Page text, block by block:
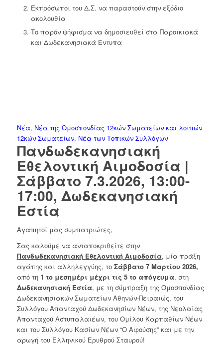
Εκπρόσωποι του Δ.Σ. να παραστούν στην εξόδιο
ακολουθία
Το παρόν ψήφισμα να δημοσιευθεί στα Παροικιακά
και Δωδεκανησιακά Έντυπα
Νέα, Νέα της Ομοσπονδίας 12κών Σωματείων και λοιπών
12κών Σωματείων, Νέα των Τοπικών Συλλόγων
Πανδωδεκανησιακή
Εθελοντική Αιμοδοσία |
Σάββατο 7.3.2026, 13:00-
17:00, Δωδεκανησιακή
Εστία
Αγαπητοί μας συμπατριώτες,
Σας καλούμε να ανταποκριθείτε στην
Πανδωδεκανησιακή Εθελοντική Αιμοδοσία, μία πράξη
αγάπης και αλληλεγγύης, το Σάββατο 7 Μαρτίου 2026,
από τη 1 το μεσημέρι μέχρι τις 5 το απόγευμα, στη
Δωδεκανησιακή Εστία, με τη σύμπραξη της Ομοσπονδίας
Δωδεκανησιακών Σωματείων Αθηνών-Πειραιώς, του
Συλλόγου Απανταχού Δωδεκανησίων Νέων, της Νεολαίας
Απανταχού Αστυπαλαιέων, του Ομίλου Καρπαθίων Νέων
και του Συλλόγου Κασίων Νέων “Ο Αφούσης” και με την
αρωγή του Ελληνικού Ερυθρού Σταυρού!